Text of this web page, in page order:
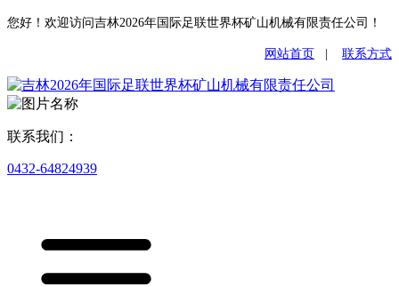
您好！欢迎访问吉林2026年国际足联世界杯矿山机械有限责任公司！
网站首页 联系方式
联系我们：
0432-64824939